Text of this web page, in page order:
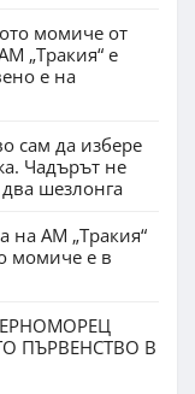
момиче от
„Тракия“ е
е на
сам да избере
Чадърът не
шезлонга
на АМ „Тракия“
момиче е в
ПЪРВЕНСТВО В